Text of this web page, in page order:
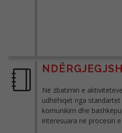
Në zbatimin e
udhëhiqet nga
komunikim dhe
interesuara në procesin